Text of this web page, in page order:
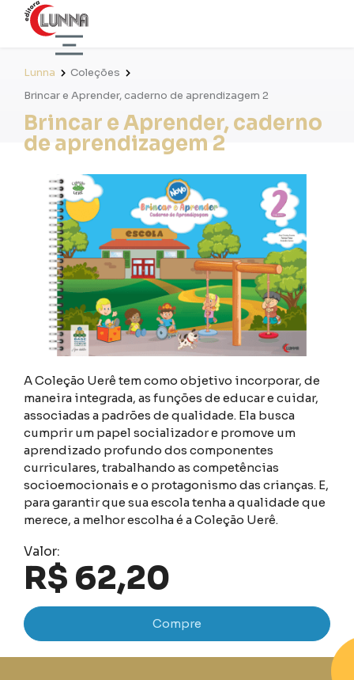
Lunna
Coleções
Brincar e Aprender, caderno de aprendizagem 2
Brincar e Aprender, caderno
de aprendizagem 2
A Coleção Uerê tem como objetivo incorporar, de
maneira integrada, as funções de educar e cuidar,
associadas a padrões de qualidade. Ela busca
cumprir um papel socializador e promove um
aprendizado profundo dos componentes
curriculares, trabalhando as competências
socioemocionais e o protagonismo das crianças. E,
para garantir que sua escola tenha a qualidade que
merece, a melhor escolha é a Coleção Uerê.
Valor:
R$ 62,20
Compre